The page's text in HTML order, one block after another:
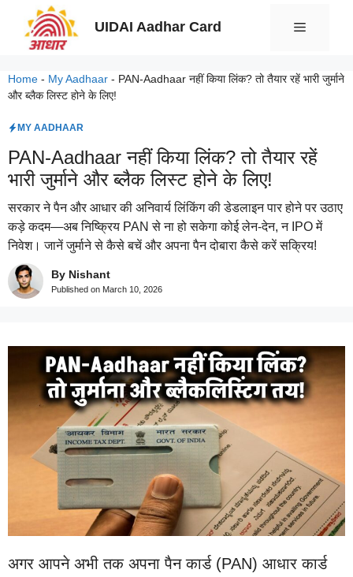
UIDAI Aadhar Card Menu
Home - My Aadhaar - PAN-Aadhaar नहीं किया लिंक? तो तैयार रहें भारी जुर्माने
और ब्लैक लिस्ट होने के लिए!
MY AADHAAR
PAN-Aadhaar नहीं किया लिंक? तो तैयार रहें
भारी जुर्माने और ब्लैक लिस्ट होने के लिए!
सरकार ने पैन और आधार की अनिवार्य लिंकिंग की डेडलाइन पार होने पर उठाए
कड़े कदम—अब निष्क्रिय PAN से ना हो सकेगा कोई लेन-देन, न IPO में
निवेश। जानें जुर्माने से कैसे बचें और अपना पैन दोबारा कैसे करें सक्रिय!
By Nishant
Published on March 10, 2026
अगर आपने अभी तक अपना पैन कार्ड (PAN) आधार कार्ड